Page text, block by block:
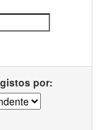
por: